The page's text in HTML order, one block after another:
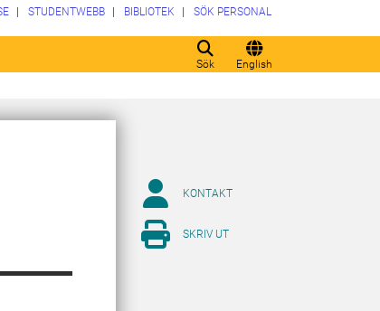
Sök English
STUDENTWEBB BIBLIOTEK SÖK PERSONAL
KONTAKT
SKRIV UT